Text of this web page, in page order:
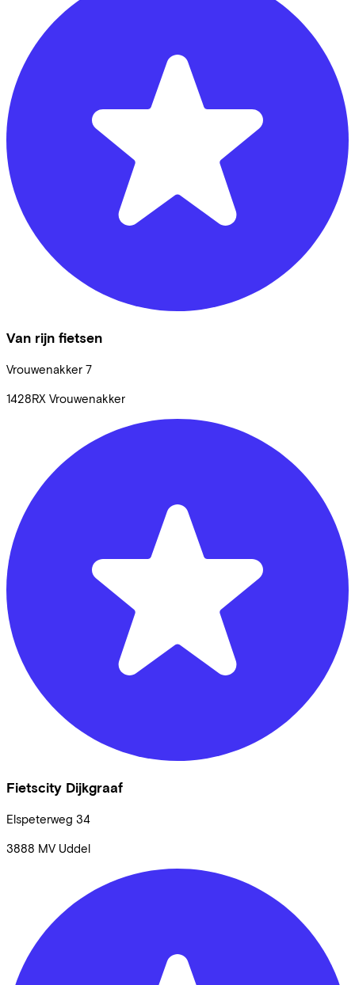
Van rijn fietsen
Vrouwenakker 7
1428RX Vrouwenakker
Fietscity Dijkgraaf
Elspeterweg 34
3888 MV Uddel